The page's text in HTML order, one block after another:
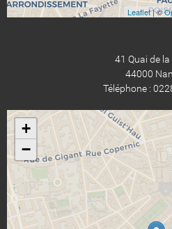
Leaflet| ©
41 Quai de la
44000
Téléphone :
+
−